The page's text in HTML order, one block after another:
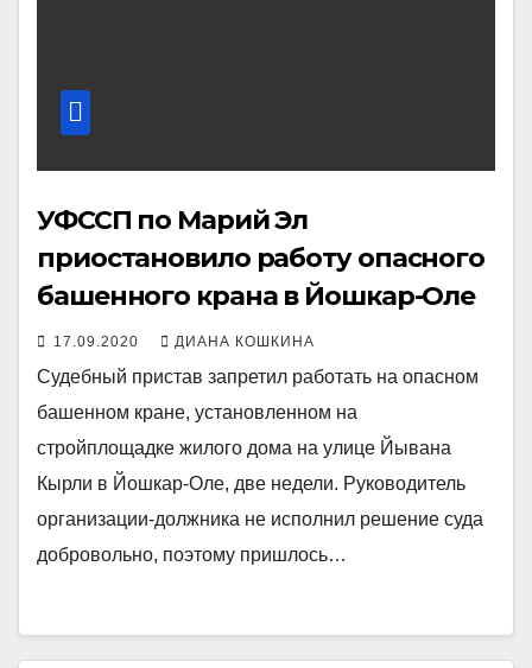
УФССП по Марий Эл
приостановило работу опасного
башенного крана в Йошкар-Оле
17.09.2020 ДИАНА КОШКИНА
Судебный пристав запретил работать на опасном
башенном кране, установленном на
стройплощадке жилого дома на улице Йывана
Кырли в Йошкар-Оле, две недели. Руководитель
организации-должника не исполнил решение суда
добровольно, поэтому пришлось…